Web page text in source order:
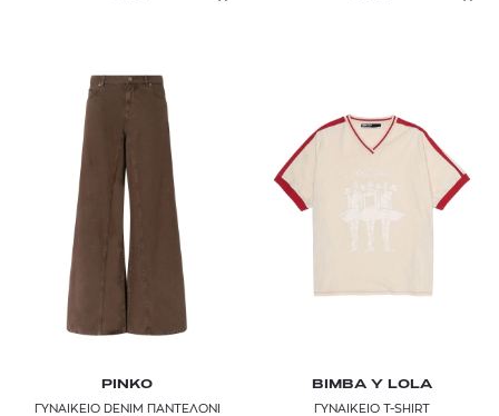
PINKO
ΓΥΝΑΙΚΕΙΟ DENIM ΠΑΝΤΕΛΟΝΙ
BIMBA Y LOLA
ΓΥΝΑΙΚΕΙΟ T-SHIRT